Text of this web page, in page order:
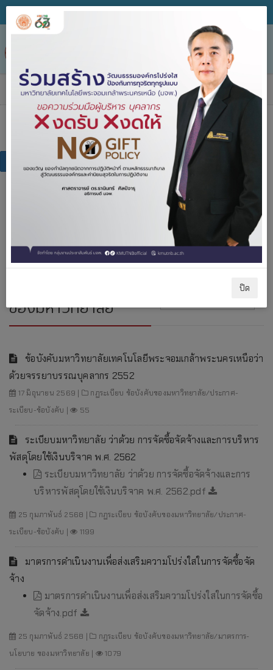
กฎระเบียบ/ข้อบังคับ
กฎระเบียบ/ข้อบังคับ
กฎระเบียบ ข้อบังคับภายนอก
ของมหาวิทยาลัย
ข้อบังคับมหาวิทยาลัยเทคโนโลยีพระจอมเกล้าพระนครเหนือว่า
ด้วยจรรยาบรรณบุคลากร 2552
17 มิถุนายน 2569 |
กฏระเบียบ ข้อบังคับของมหาวิทยาลัย/ประกาศ-
ระเบียบ-ข้อบังคับ |
55
ระเบียบมหาวิทยาลัย ว่าด้วย การจัดซื้อจัดจ้างและการบริหาร
พัสดุโดยใช้เงินบริจาค พ.ศ. 2562
ระเบียบมหาวิทยาลัย ว่าด้วย การจัดซื้อจัดจ้างและการ
บริหารพัสดุโดยใช้เงินบริจาค พ.ศ. 2562.pdf
25 กุมภาพันธ์ 2568 |
กฏระเบียบ ข้อบังคับของมหาวิทยาลัย/ประกาศ-
ระเบียบ-ข้อบังคับ |
1199
มาตรการดำเนินงานเพื่อส่งเสริมความโปร่งใสในการจัดซื้อจัด
จ้าง
มาตรการดำเนินงานเพื่อส่งเสริมความโปร่งใสในการจัดซื้อ
จัดจ้าง.pdf
25 กุมภาพันธ์ 2568 |
กฏระเบียบ ข้อบังคับของมหาวิทยาลัย/มาตรการ-
นโยบาย ของมหาวิทยาลัย |
1079
ปิด